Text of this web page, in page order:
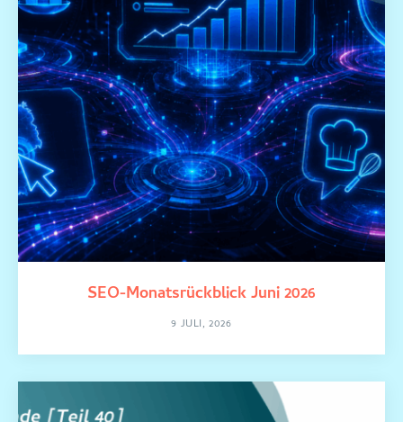
SEO-Monatsrückblick Juni 2026
9 JULI, 2026